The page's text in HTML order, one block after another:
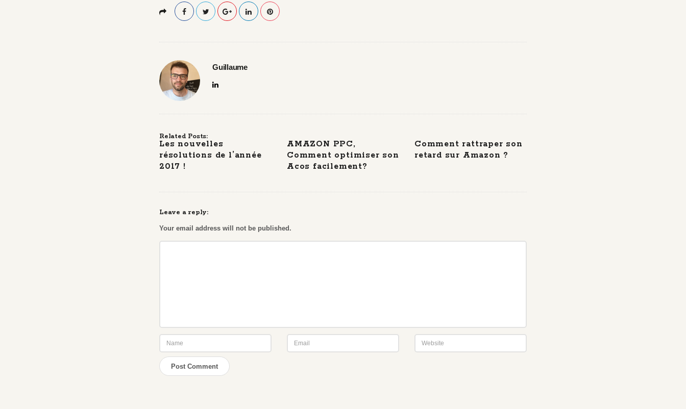
Guillaume
Related Posts:
Les nouvelles
résolutions de l’année
2017 !
AMAZON PPC,
Comment optimiser son
Acos facilement?
Comment rattraper son
retard sur Amazon ?
Leave a reply:
Your email address will not be published.